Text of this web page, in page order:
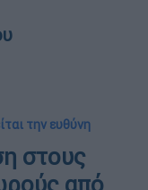
την ευθύνη
στους